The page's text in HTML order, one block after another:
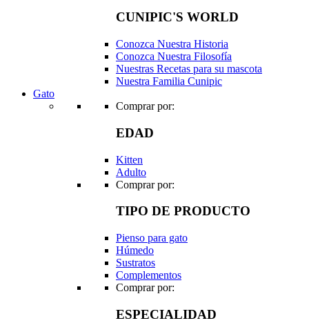
CUNIPIC'S WORLD
Conozca Nuestra Historia
Conozca Nuestra Filosofía
Nuestras Recetas para su mascota
Nuestra Familia Cunipic
Gato
Comprar por:
EDAD
Kitten
Adulto
Comprar por:
TIPO DE PRODUCTO
Pienso para gato
Húmedo
Sustratos
Complementos
Comprar por:
ESPECIALIDAD